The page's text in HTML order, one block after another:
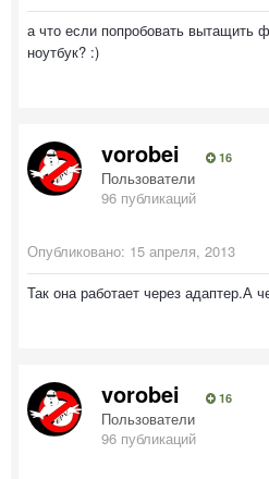
а что если попробовать вытащить
ноутбук? :)
vorobei 16
Пользователи
96 публикаций
Опубликовано: 15 апреля, 2013
Так она работает через адаптер.А
vorobei 16
Пользователи
96 публикаций